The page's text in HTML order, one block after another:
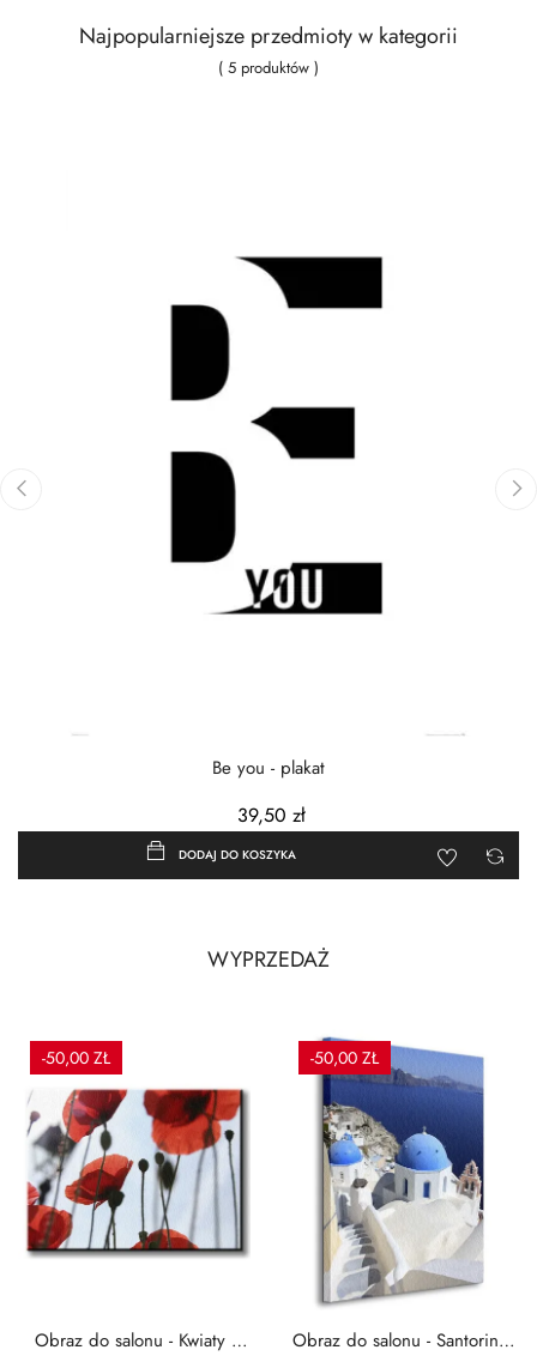
Najpopularniejsze przedmioty w kategorii
( 5 produktów )
Be you - plakat
39,50 zł
DODAJ DO KOSZYKA
WYPRZEDAŻ
-50,00 ZŁ
Obraz do salonu - Kwiaty -
-50,00 ZŁ
Obraz do salonu - Santorini -